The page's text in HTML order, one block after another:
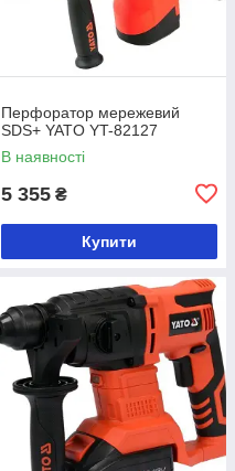
Перфоратор мережевий
SDS+ YATO YT-82127
В наявності
5 355 ₴
Купити